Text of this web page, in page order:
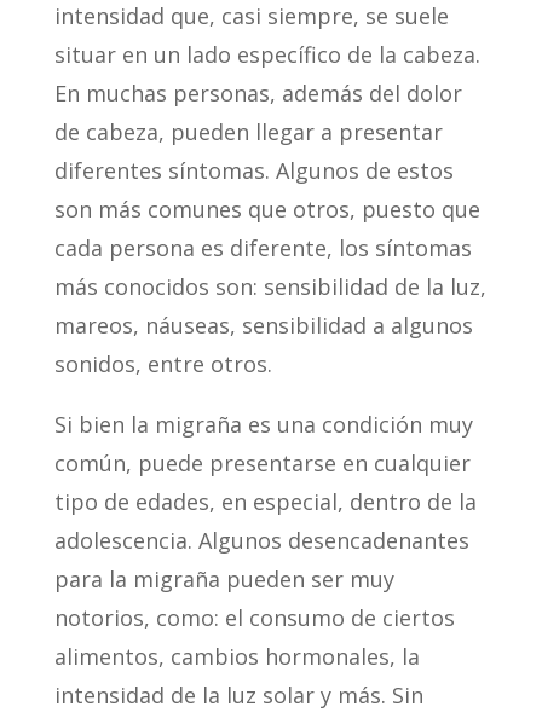
intensidad que, casi siempre, se suele
situar en un lado específico de la cabeza.
En muchas personas, además del dolor
de cabeza, pueden llegar a presentar
diferentes síntomas. Algunos de estos
son más comunes que otros, puesto que
cada persona es diferente, los síntomas
más conocidos son: sensibilidad de la luz,
mareos, náuseas, sensibilidad a algunos
sonidos, entre otros.
Si bien la migraña es una condición muy
común, puede presentarse en cualquier
tipo de edades, en especial, dentro de la
adolescencia. Algunos desencadenantes
para la migraña pueden ser muy
notorios, como: el consumo de ciertos
alimentos, cambios hormonales, la
intensidad de la luz solar y más. Sin